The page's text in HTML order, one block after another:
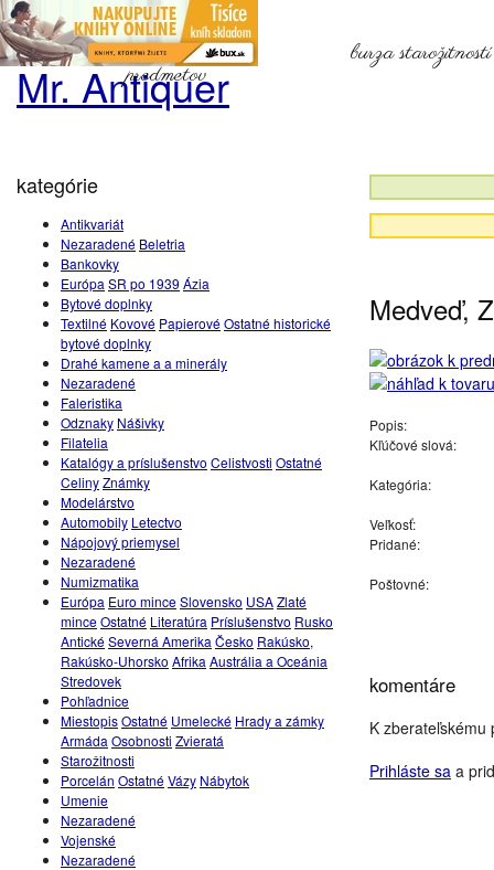
Mr. Antiquer
burza
predmetov
kategórie
Antikvariát
Nezaradené Beletria
Bankovky
Európa SR po 1939 Ázia
Bytové doplnky
Textilné Kovové PapierovéOstatné historické
bytové doplnky
Drahé kamene a a minerály
Nezaradené
Faleristika
Odznaky Nášivky
Filatelia
Katalógy a príslušenstvo Celistvosti Ostatné
CelinyZnámky
Modelárstvo
Automobily Letectvo
Nápojový priemysel
Nezaradené
Numizmatika
Európa Euro minceSlovensko USAZlaté
minceOstatné Literatúra Príslušenstvo Rusko
AntickéSeverná Amerika Česko Rakúsko,
Rakúsko-Uhorsko Afrika Austrália a Oceánia
Stredovek
Pohľadnice
MiestopisOstatné Umelecké Hrady a zámky
Armáda Osobnosti Zvieratá
Starožitnosti
Porcelán OstatnéVázy Nábytok
Umenie
Nezaradené
Vojenské
Nezaradené
Medveď,
Popis:
Kľúčové slová:
Kategória:
Veľkosť:
Pridané:
Poštovné:
komentáre
K zberateľskému
Prihláste sa a